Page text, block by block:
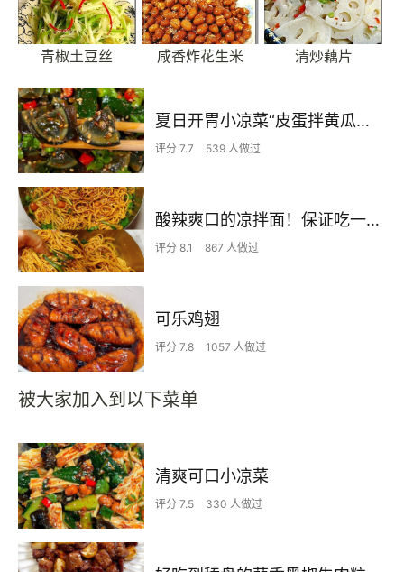
青椒土豆丝 咸香炸花生米 清炒藕片
夏日开胃小凉菜“皮蛋拌黄瓜🥒”开胃减脂
评分 7.7 539 人做过
酸辣爽口的凉拌面！保证吃一次就上瘾
评分 8.1 867 人做过
可乐鸡翅
评分 7.8 1057 人做过
被大家加入到以下菜单
清爽可口小凉菜
评分 7.5 330 人做过